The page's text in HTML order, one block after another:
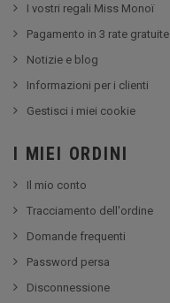
I vostri regali Miss Monoï
Pagamento in 3 rate gratuite
Notizie e blog
Informazioni per i clienti
Gestisci i miei cookie
I MIEI ORDINI
Il mio conto
Tracciamento dell'ordine
Domande frequenti
Password persa
Disconnessione